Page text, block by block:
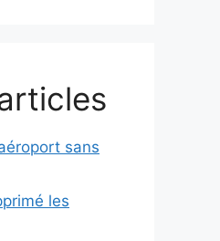
sans
les